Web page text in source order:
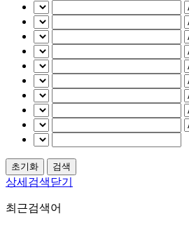
상세검색닫기
최근검색어